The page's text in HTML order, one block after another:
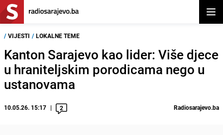
/ VIJESTI / LOKALNE TEME
Kanton Sarajevo kao lider: Više djece
u hraniteljskim porodicama nego u
ustanovama
10.05.26. 15:17 2 Radiosarajevo.ba